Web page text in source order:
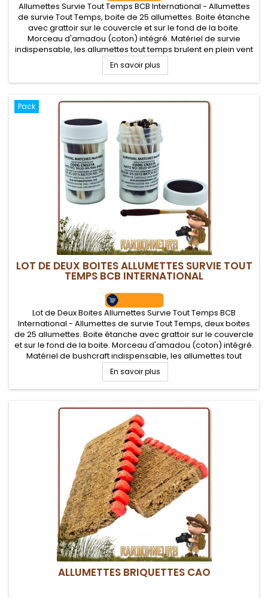
Allumettes Survie Tout Temps BCB International - Allumettes
de survie Tout Temps, boite de 25 allumettes. Boite étanche
avec grattoir sur le couvercle et sur le fond de la boite.
Morceau d'amadou (coton) intégré. Matériel de survie
indispensable, les allumettes tout temps brulent en plein vent
et sous la pluie. Un bon complément pour votre kit de survie...
En savoir plus
Pack
LOT DE DEUX BOITES ALLUMETTES SURVIE TOUT
TEMPS BCB INTERNATIONAL
Lot de Deux Boites Allumettes Survie Tout Temps BCB
International - Allumettes de survie Tout Temps, deux boites
de 25 allumettes. Boite étanche avec grattoir sur le couvercle
et sur le fond de la boite. Morceau d'amadou (coton) intégré.
Matériel de bushcraft indispensable, les allumettes tout
temps brulent en plein vent et sous la pluie. Un bon...
En savoir plus
ALLUMETTES BRIQUETTES CAO